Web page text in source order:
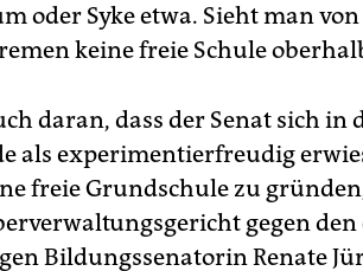
oder Syke etwa. Sieht man
keine freie Schule
daran, dass der Senat sich in
als experimentierfreudig
freie Grundschule zu
gegen
Bildungssenatorin Renate